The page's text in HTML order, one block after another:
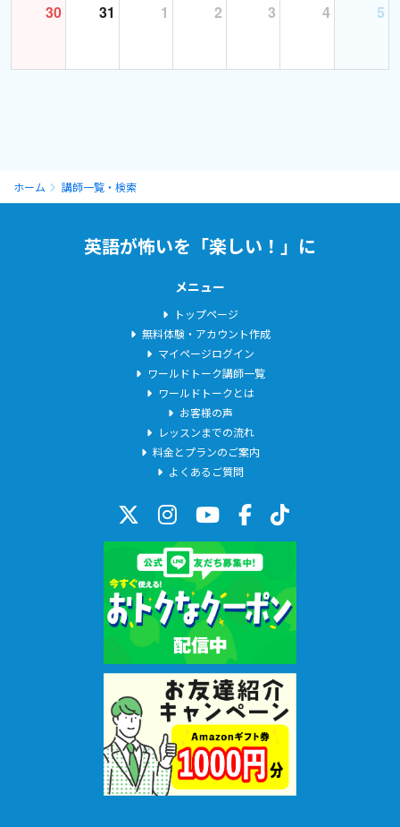
させていただきます。
２ヶ月間、一人で周遊しました。
社会人になってからも３連休、土日休みでも海外旅行に出かけ
本気で取り組むようになりました。
★☆★☆ レッスン内容 ★☆★☆
☆☆受講者急増☆☆
中学・高校で習う英文法を一から徹底解説。苦手・特定分野を
集中的に学ぶ(鍛え直す)ならイチオシ！
学生の方に加え、英検やTOEIC・英会話の土台から磨き上げた
受講者の学習目的、レベルに合わせて授業スタイルを変更して
画面共有をしながらの解説と問題演習で定着度が高いです
英作文を磨きたい方も多数受講中!! 2-3コマの連続授業も好評！
【こんな方にオススメ!!】
「学校の予習（復習）がしたい」
「受験、資格に向けた文法強化が必要」
「昔に学んだ記憶を再確認したい」
「英会話のために基本文法を抑えたい」
30 31 1 2 3 4 5
ホーム 講師一覧・検索
英語が怖いを「楽しい！」に
メニュー
トップページ
無料体験・アカウント作成
マイページログイン
ワールドトーク講師一覧
ワールドトークとは
お客様の声
レッスンまでの流れ
料金とプランのご案内
よくあるご質問